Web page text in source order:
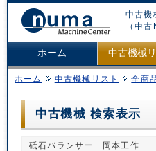
中古機
（中
ホーム 中古機械
ホーム 中古機械リスト 全商
中古機械 検索表示
砥石バランサー 岡本工作